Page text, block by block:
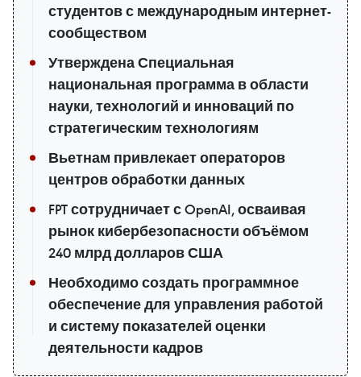
студентов с международным интернет-
сообществом
Утверждена Специальная
национальная программа в области
науки, технологий и инноваций по
стратегическим технологиям
Вьетнам привлекает операторов
центров обработки данных
FPT сотрудничает с OpenAI, осваивая
рынок кибербезопасности объёмом
240 млрд долларов США
Необходимо создать программное
обеспечение для управления работой
и систему показателей оценки
деятельности кадров